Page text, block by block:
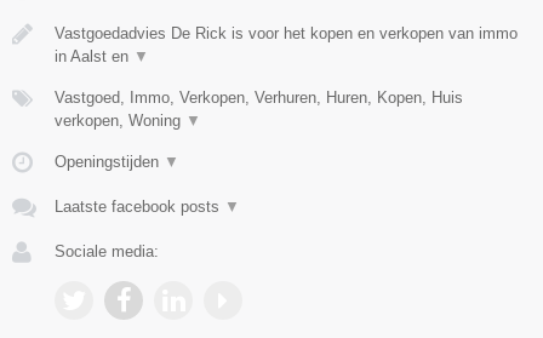
Vastgoedadvies De Rick is voor het kopen en verkopen van immo
in Aalst en ▼
Vastgoed, Immo, Verkopen, Verhuren, Huren, Kopen, Huis
verkopen, Woning ▼
Openingstijden ▼
Laatste facebook posts ▼
Sociale media: